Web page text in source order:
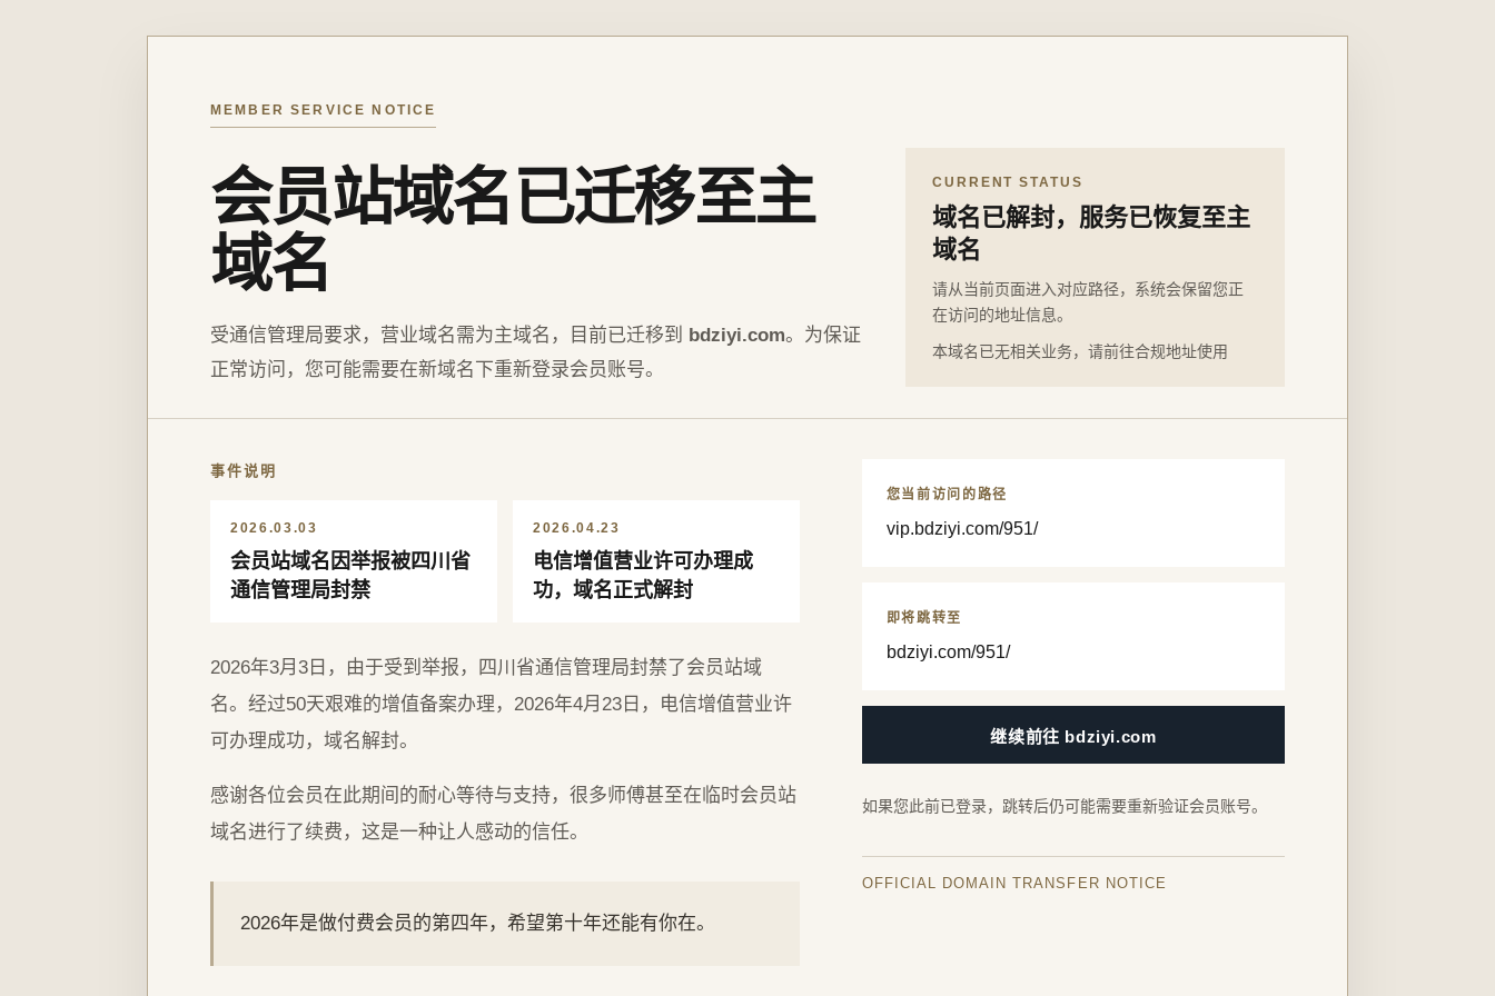
MEMBER SERVICE NOTICE
会员站域名已迁移至主
域名
受通信管理局要求，营业域名需为主域名，目前已迁移到 bdziyi.com。为保证
正常访问，您可能需要在新域名下重新登录会员账号。
CURRENT STATUS
域名已解封，服务已恢复至主
域名
请从当前页面进入对应路径，系统会保留您正
在访问的地址信息。
本域名已无相关业务，请前往合规地址使用
事件说明
2026.03.03
会员站域名因举报被四川省
通信管理局封禁
2026.04.23
电信增值营业许可办理成
功，域名正式解封
2026年3月3日，由于受到举报，四川省通信管理局封禁了会员站域
名。经过50天艰难的增值备案办理，2026年4月23日，电信增值营业许
可办理成功，域名解封。
感谢各位会员在此期间的耐心等待与支持，很多师傅甚至在临时会员站
域名进行了续费，这是一种让人感动的信任。
2026年是做付费会员的第四年，希望第十年还能有你在。
您当前访问的路径
vip.bdziyi.com/951/
即将跳转至
bdziyi.com/951/
继续前往 bdziyi.com
如果您此前已登录，跳转后仍可能需要重新验证会员账号。
OFFICIAL DOMAIN TRANSFER NOTICE